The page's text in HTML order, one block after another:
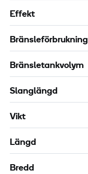
Effekt
Bränsleförbrukning
Bränsletankvolym
Slanglängd
Vikt
Längd
Bredd